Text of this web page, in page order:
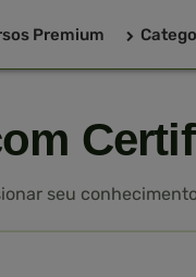
Premium
seu